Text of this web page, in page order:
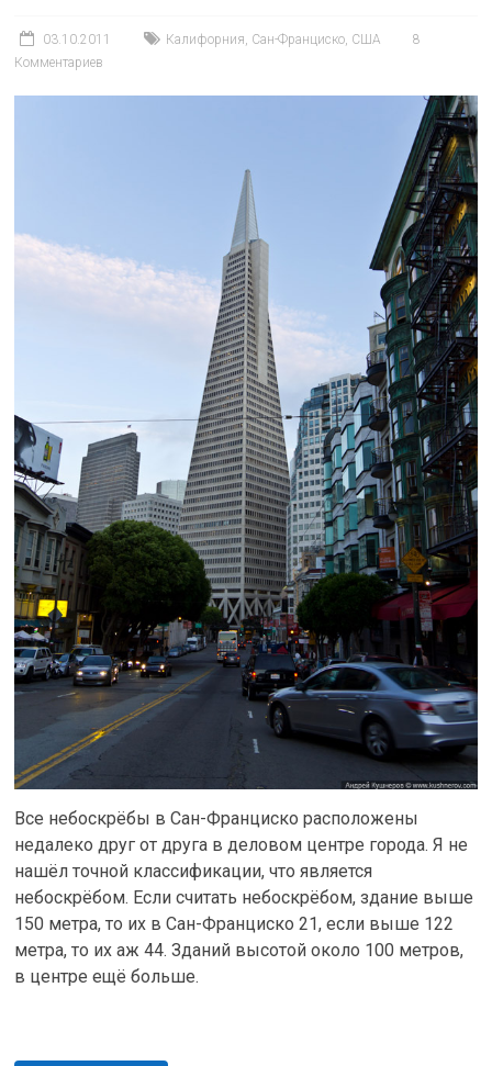
03.10.2011 Калифорния, Сан-Франциско, США
8
Комментариев
Все небоскрёбы в Сан-Франциско расположены
недалеко друг от друга в деловом центре города. Я не
нашёл точной классификации, что является
небоскрёбом. Если считать небоскрёбом, здание выше
150 метра, то их в Сан-Франциско 21, если выше 122
метра, то их аж 44. Зданий высотой около 100 метров,
в центре ещё больше.